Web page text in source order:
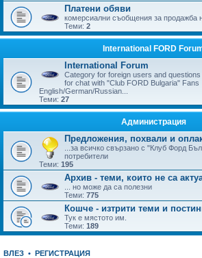
Платени обяви
комерсиални съобщения за продажба
Теми: 2
International FORD
International Forum
Category for foreign users and
for chat with "Club FORD Bulgaria" Fans
English/German/Russian...
Теми: 27
Администрация
Предложения, похвали и
...за всичко свързано с "Клуб Форд
потребители
Теми: 195
Архив - теми, които не са
... но може да са полезни
Теми: 775
Кошче - изтрити теми и
Тук е мястото им.
Теми: 189
ВЛЕЗ • РЕГИСТРАЦИЯ